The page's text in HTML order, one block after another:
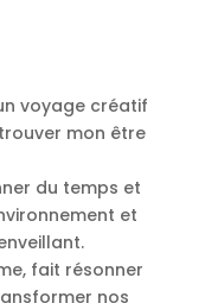
voyage créatif
mon être
du temps et
et
fait résonner
nos